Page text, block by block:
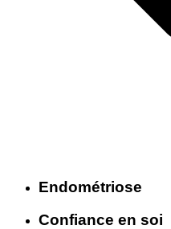
Endométriose
Confiance en soi